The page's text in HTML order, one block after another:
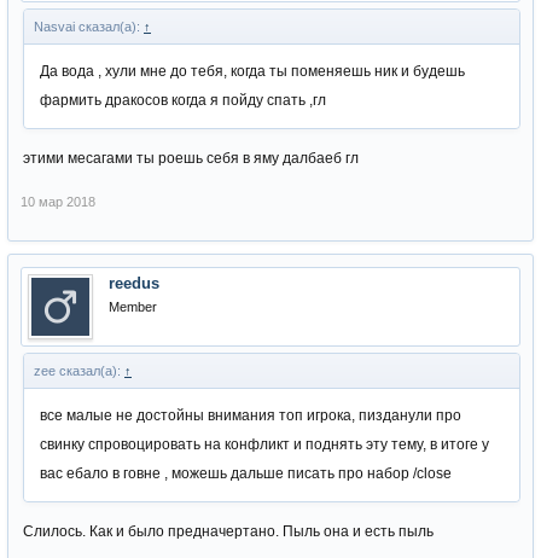
Nasvai сказал(а): ↑
Да вода , хули мне до тебя, когда ты поменяешь ник и будешь
фармить дракосов когда я пойду спать ,гл
этими месагами ты роешь себя в яму далбаеб гл
10 мар 2018
reedus
Member
zee сказал(а): ↑
все малые не достойны внимания топ игрока, пизданули про
свинку спровоцировать на конфликт и поднять эту тему, в итоге у
вас ебало в говне , можешь дальше писать про набор /close
Слилось. Как и было предначертано. Пыль она и есть пыль